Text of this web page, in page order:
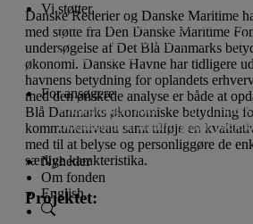
Vi støtter
Lån til iværksætteri og innovation
Donationer til almennyttige
Vi støtter ikke
For ansøgere
Ansøgningsfrister
Lån til
Donationer til almennyttige
Nyheder
Om fonden
English
Danske Rederier og Danske Maritime
med støtte fra Den Danske Maritime
undersøgelse af Det Blå Danmarks
økonomi. Danske Havne har tidligere
havnens betydning for oplandets
med den ønskede analyse er både at
Blå Danmarks økonomiske betydning
kommuneniveau samt tilføje en
med til at belyse og personliggøre de
særlige karakteristika.
Projektet: